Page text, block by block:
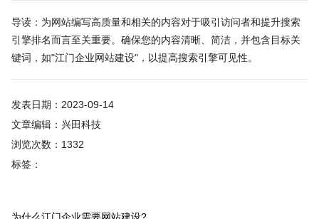
导读：为网站编写高质量和相关的内容对于吸引访问者和提升搜索
引擎排名而言至关重要。确保您的内容清晰、简洁，并包含目标关
键词，如"江门企业网站建设"，以提高搜索引擎可见性。
发表日期：2023-09-14
文章编辑：兴田科技
浏览次数：1332
标签：
为什么江门企业需要网站建设?